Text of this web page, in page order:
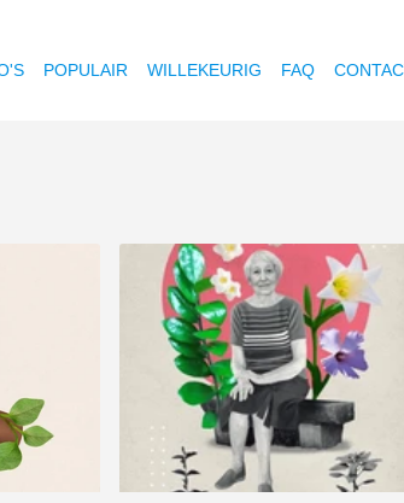
POPULAIR WILLEKEURIG FAQ